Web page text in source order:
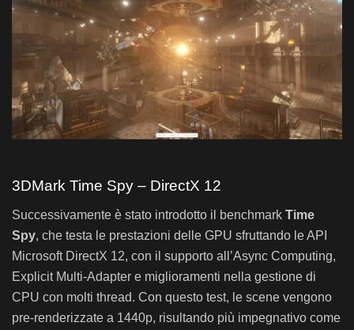
Sapphire NITRO+ RX 6700 XT 27.673
Sapphire PULSE RX 5700 XT 23.441
3DMark Time Spy – DirectX 12
Successivamente è stato introdotto il benchmark Time
Spy, che testa le prestazioni delle GPU sfruttando le API
Microsoft DirectX 12, con il supporto all’Async Computing,
Explicit Multi-Adapter e miglioramenti nella gestione di
CPU con molti thread. Con questo test, le scene vengono
pre-renderizzate a 1440p, risultando più impegnativo come